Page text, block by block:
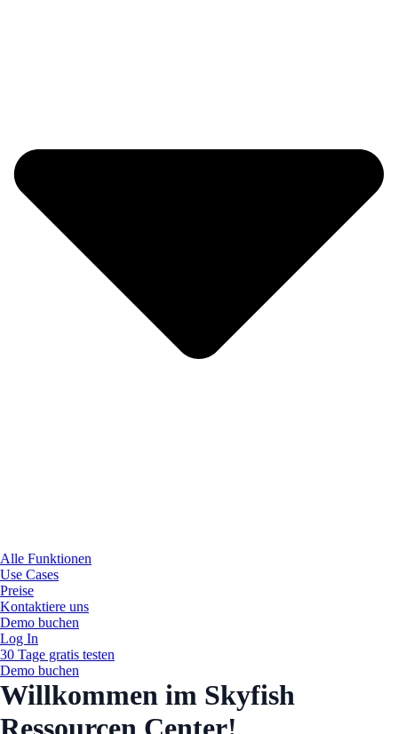
Alle Funktionen
Use Cases
Preise
Kontaktiere uns
Demo buchen
Log In
30 Tage gratis testen
Demo buchen
Willkommen im Skyfish
Ressourcen Center!